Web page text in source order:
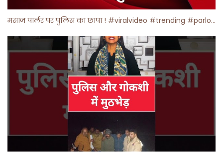
मसाज पार्लर पर पुलिस का छापा ! #viralvideo #trending #parlour